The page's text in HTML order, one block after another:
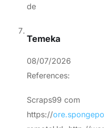
de
Temeka
08/07/2026
References:
Scraps99 com
https://